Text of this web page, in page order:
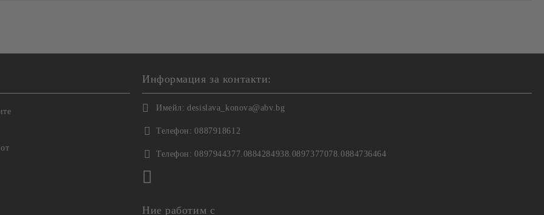
Информация за контакти:
Имейл: desislava_konova@abv.bg
Телефон: 0887918612
Телефон: 0897944377.0884284938.0897377078.0884736464
Ние работим с